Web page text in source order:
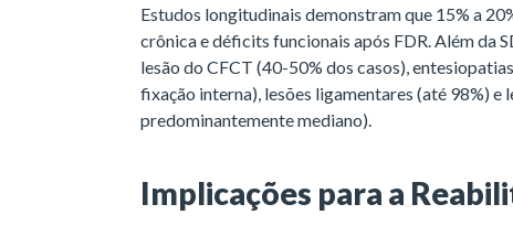
Estudos longitudinais demonstram que 15% a
crônica e déficits funcionais após FDR. Além da
lesão do CFCT (40-50% dos casos),
fixação interna), lesões ligamentares (até 98%) e
predominantemente mediano).
Implicações para a